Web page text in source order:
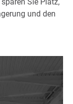
und den